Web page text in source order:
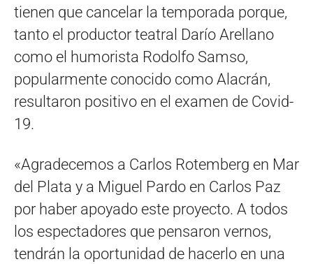
tienen que cancelar la temporada porque,
tanto el productor teatral Darío Arellano
como el humorista Rodolfo Samso,
popularmente conocido como Alacrán,
resultaron positivo en el examen de Covid-
19.
«Agradecemos a Carlos Rotemberg en Mar
del Plata y a Miguel Pardo en Carlos Paz
por haber apoyado este proyecto. A todos
los espectadores que pensaron vernos,
tendrán la oportunidad de hacerlo en una